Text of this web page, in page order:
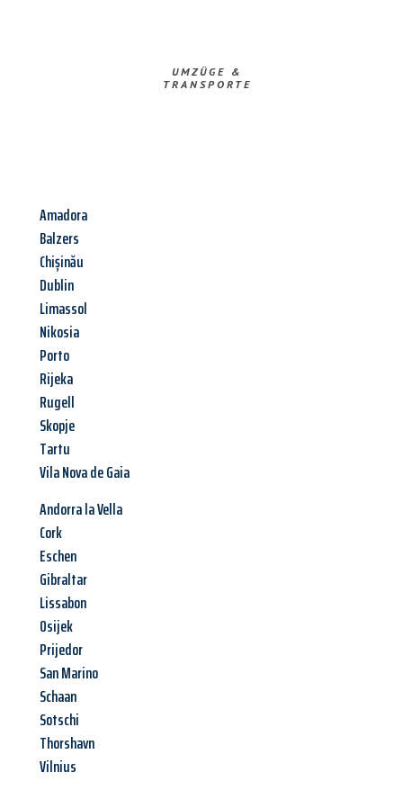
UMZÜGE &
TRANSPORTE
Amadora
Balzers
Chișinău
Dublin
Limassol
Nikosia
Porto
Rijeka
Rugell
Skopje
Tartu
Vila Nova de Gaia
Andorra la Vella
Cork
Eschen
Gibraltar
Lissabon
Osijek
Prijedor
San Marino
Schaan
Sotschi
Thorshavn
Vilnius